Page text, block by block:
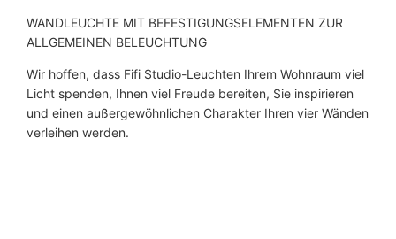
WANDLEUCHTE MIT BEFESTIGUNGSELEMENTEN ZUR
ALLGEMEINEN BELEUCHTUNG
Wir hoffen, dass Fifi Studio-Leuchten Ihrem Wohnraum viel
Licht spenden, Ihnen viel Freude bereiten, Sie inspirieren
und einen außergewöhnlichen Charakter Ihren vier Wänden
verleihen werden.